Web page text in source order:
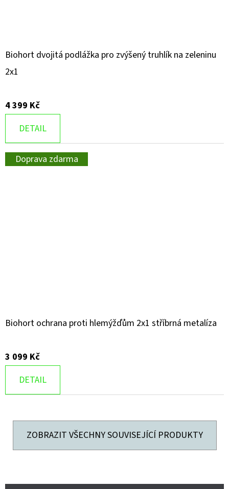
Biohort dvojitá podlážka pro zvýšený truhlík na zeleninu
2x1
4 399 Kč
DETAIL
Doprava zdarma
Biohort ochrana proti hlemýžďům 2x1 stříbrná metalíza
3 099 Kč
DETAIL
ZOBRAZIT VŠECHNY SOUVISEJÍCÍ PRODUKTY